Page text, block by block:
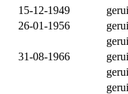
15-12-1949
26-01-1956
31-08-1966